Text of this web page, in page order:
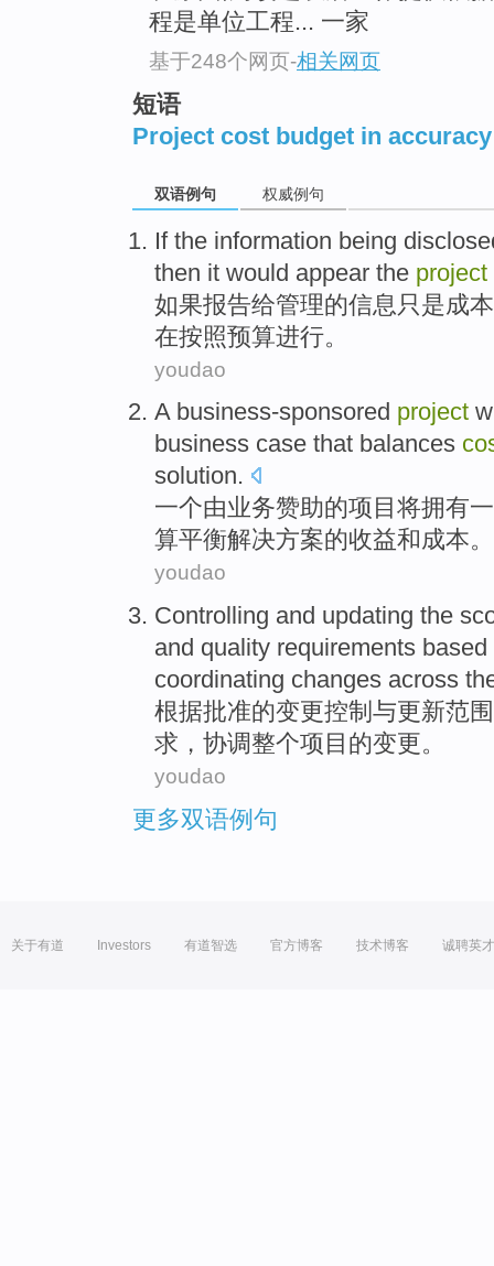
程是单位工程... 一家
基于248个网页-相关网页
短语
Project cost budget in accuracy
双语例句 权威例句
If the information being
then it would appear the project
如果报告给管理的信息 只是成本
在按照预算进行。
youdao
A business-sponsored project
business case that balances
solution.
一个由业务赞助的项目 将拥有
算平衡解决方案的收益和成本。
youdao
Controlling and updating the
and quality requirements based
coordinating changes across
根据批准的变更控制 与更新范围
求 ， 协调整个项目 的变更。
youdao
更多双语例句
关于有道 Investors 有道智选 官方博客 技术博客 诚聘英才